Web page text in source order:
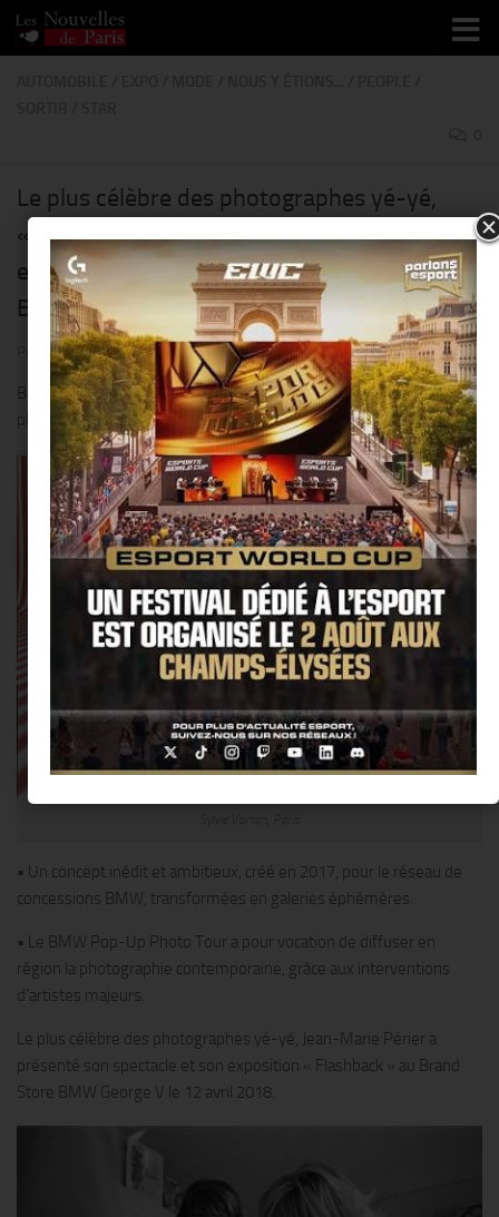
Skip to content
Le plus célèbre des photographes yé-yé,
« Jean-Marie Périer » présente son
exposition « Flashback » @ Brand Store
BMW George V !!
THIERRY KER · PUBLIÉ22 AVRIL 2018· MIS À JOUR22 AVRIL 2018
BMW France poursuit le BMW Pop-up Photo Tour avec le
photographe Jean-Marie Périer !!
• Un concept inédit et ambitieux, créé en 2017, pour le réseau de
concessions BMW, transformées en galeries éphémères.
• Le BMW Pop-Up Photo Tour a pour vocation de diffuser en
région la photographie contemporaine, grâce aux interventions
d’artistes majeurs.
Le plus célèbre des photographes yé-yé, Jean-Marie Périer a
présenté son spectacle et son exposition « Flashback » au Brand
Store BMW George V le 12 avril 2018.